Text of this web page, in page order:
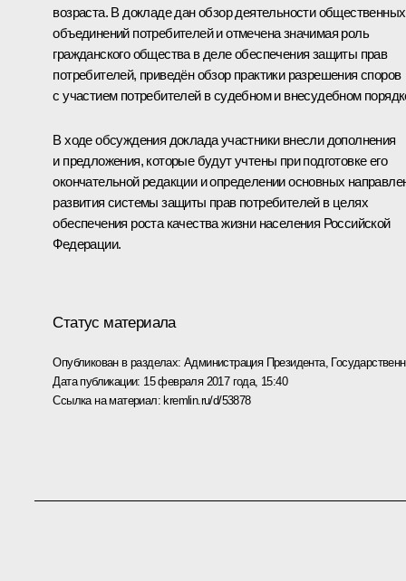
возраста. В докладе дан обзор деятельности общественных
объединений потребителей и отмечена значимая роль
гражданского общества в деле обеспечения защиты прав
потребителей, приведён обзор практики разрешения споров
с участием потребителей в судебном и внесудебном
В ходе обсуждения доклада участники внесли дополнения
и предложения, которые будут учтены при подготовке его
окончательной редакции и определении основных
развития системы защиты прав потребителей в целях
обеспечения роста качества жизни населения Российской
Федерации.
Статус материала
Опубликован в разделах: Администрация Президента,
Дата публикации: 15 февраля 2017 года, 15:40
Ссылка на материал: kremlin.ru/d/53878